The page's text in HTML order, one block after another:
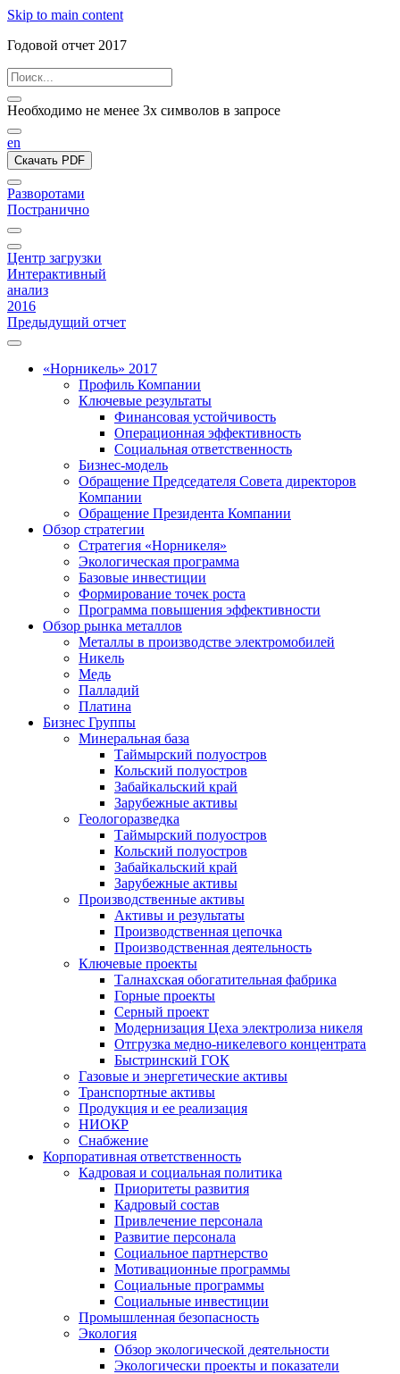
Skip to main content
Годовой отчет 2017
Необходимо не менее 3х символов в запросе
en
Скачать PDF
Разворотами
Постранично
Центр загрузки
Интерактивный
анализ
2016
Предыдущий отчет
«Норникель» 2017
Профиль Компании
Ключевые результаты
Финансовая устойчивость
Операционная эффективность
Социальная ответственность
Бизнес-модель
Обращение Председателя Совета директоров
Компании
Обращение Президента Компании
Обзор стратегии
Стратегия «Норникеля»
Экологическая программа
Базовые инвестиции
Формирование точек роста
Программа повышения эффективности
Обзор рынка металлов
Металлы в производстве электромобилей
Никель
Медь
Палладий
Платина
Бизнес Группы
Минеральная база
Таймырский полуостров
Кольский полуостров
Забайкальский край
Зарубежные активы
Геологоразведка
Таймырский полуостров
Кольский полуостров
Забайкальский край
Зарубежные активы
Производственные активы
Активы и результаты
Производственная цепочка
Производственная деятельность
Ключевые проекты
Талнахская обогатительная фабрика
Горные проекты
Серный проект
Модернизация Цеха электролиза никеля
Отгрузка медно-никелевого концентрата
Быстринский ГОК
Газовые и энергетические активы
Транспортные активы
Продукция и ее реализация
НИОКР
Снабжение
Корпоративная ответственность
Кадровая и социальная политика
Приоритеты развития
Кадровый состав
Привлечение персонала
Развитие персонала
Социальное партнерство
Мотивационные программы
Социальные программы
Социальные инвестиции
Промышленная безопасность
Экология
Обзор экологической деятельности
Экологически проекты и показатели